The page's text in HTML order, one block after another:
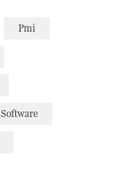
Pmi
Software